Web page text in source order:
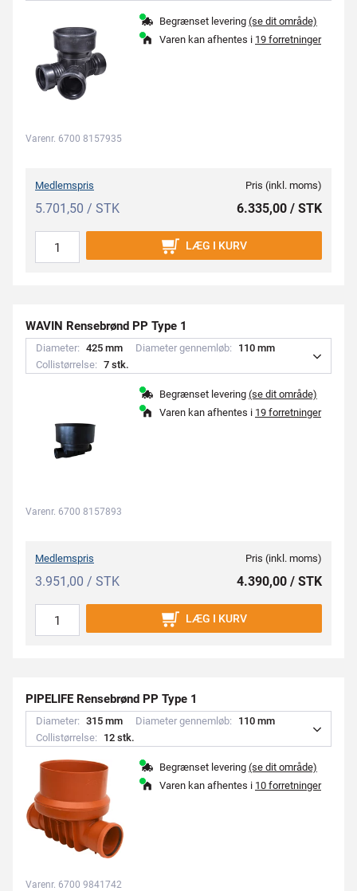
Begrænset levering (se dit område)
Varen kan afhentes i 19 forretninger
Varenr. 6700 8157935
Medlemspris
5.701,50 / STK
Pris (inkl. moms)
6.335,00 / STK
LÆG I KURV
WAVIN Rensebrønd PP Type 1
Diameter: 425 mm Diameter gennemløb: 1 10 mm
Collistørrelse: 7 stk.
Begrænset levering (se dit område)
Varen kan afhentes i 19 forretninger
Varenr. 6700 8157893
Medlemspris
3.951,00 / STK
Pris (inkl. moms)
4.390,00 / STK
LÆG I KURV
PIPELIFE Rensebrønd PP Type 1
Diameter: 31 5 mm Diameter gennemløb: 1 10 mm
Collistørrelse:
12 stk.
Begrænset levering (se dit område)
Varen kan afhentes i 10 forretninger
Varenr. 6700 9841742